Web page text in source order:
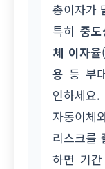
총이자가
특히 중
체 이자율
용 등 부
인하세요.
자동이체
리스크를
하면 기